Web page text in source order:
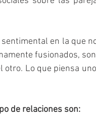
en la que
fusionados,
Lo que piensa
de relaciones son: